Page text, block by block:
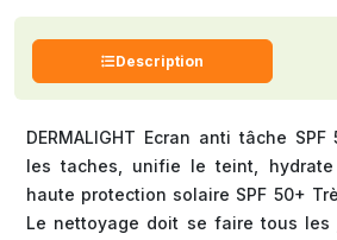
Description
DERMALIGHT Ecran anti tâche
les taches, unifie le teint,
haute protection solaire SPF 50+
Le nettoyage doit se faire tous